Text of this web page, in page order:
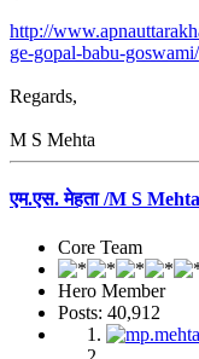
http://
ge-gopal-babu-goswami/
Regards,
M S Mehta
एम.एस. मेहता /M S
Core Team
Hero Member
Posts: 40,912